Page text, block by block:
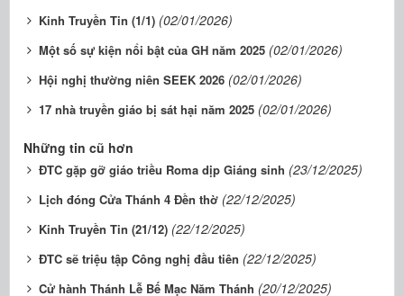
Kinh Truyền Tin (1/1) (02/01/2026)
Một số sự kiện nổi bật của GH năm 2025 (02/01/2026)
Hội nghị thường niên SEEK 2026 (02/01/2026)
17 nhà truyền giáo bị sát hại năm 2025 (02/01/2026)
Những tin cũ hơn
ĐTC gặp gỡ giáo triều Roma dịp Giáng sinh (23/12/2025)
Lịch đóng Cửa Thánh 4 Đền thờ (22/12/2025)
Kinh Truyền Tin (21/12) (22/12/2025)
ĐTC sẽ triệu tập Công nghị đầu tiên (22/12/2025)
Cử hành Thánh Lễ Bế Mạc Năm Thánh (20/12/2025)